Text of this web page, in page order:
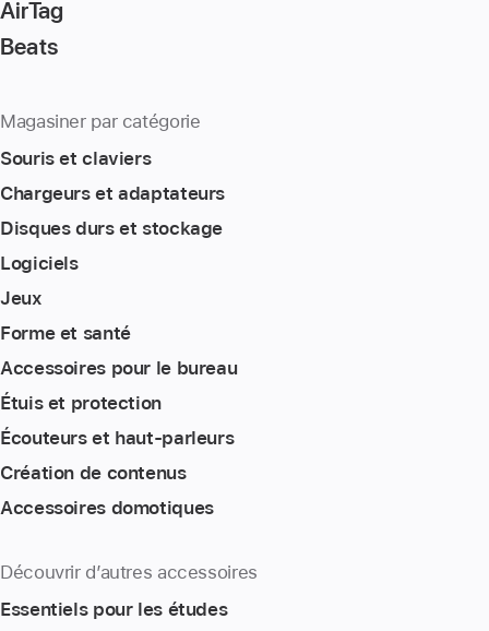
AirTag
Beats
Magasiner par catégorie
Souris et claviers
Chargeurs et adaptateurs
Disques durs et stockage
Logiciels
Jeux
Forme et santé
Accessoires pour le bureau
Étuis et protection
Écouteurs et haut-parleurs
Création de contenus
Accessoires domotiques
Découvrir d’autres accessoires
Essentiels pour les études